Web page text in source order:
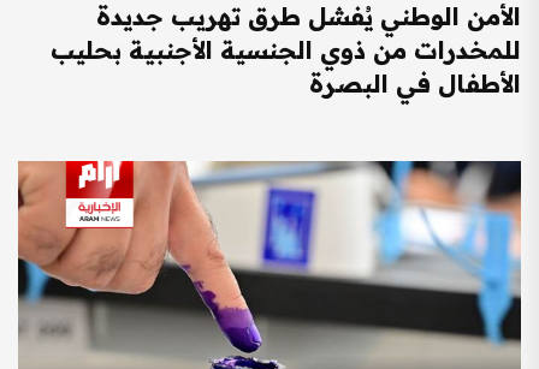
الأمن الوطني يُفشل طرق تهريب جديدة
للمخدرات من ذوي الجنسية الأجنبية بحليب
الأطفال في البصرة